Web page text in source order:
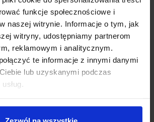
funkcje społecznościowe i
naszej witrynie. Informacje o tym, jak
witryny, udostępniamy partnerom
reklamowym i analitycznym.
te informacje z innymi danymi
lub uzyskanymi podczas
Klientów